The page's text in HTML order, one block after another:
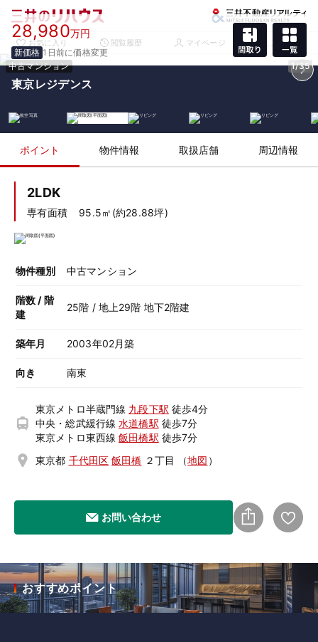
お気に入り 閲覧履歴 マイページ メニュー
中古マンション 1/35
28,980万円
新価格 1日前に価格変更
東京レジデンス
ポイント 物件情報 取扱店舗 周辺情報
2LDK
専有面積 95.5㎡(約28.88坪)
物件種別 中古マンション
階数 / 階
建
25階 / 地上29階 地下2階建
築年月 2003年02月築
向き 南東
東京メトロ半蔵門線 九段下駅 徒歩4分
中央・総武緩行線水道橋駅 徒歩7分
東京メトロ東西線飯田橋駅 徒歩7分
東京都 千代田区 飯田橋 ２丁目 （地図 ）
お問い合わせ
おすすめポイント